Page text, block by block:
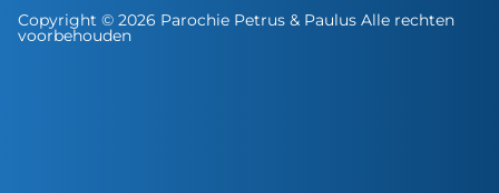
Copyright © 2026 Parochie Petrus & Paulus Alle rechten
voorbehouden